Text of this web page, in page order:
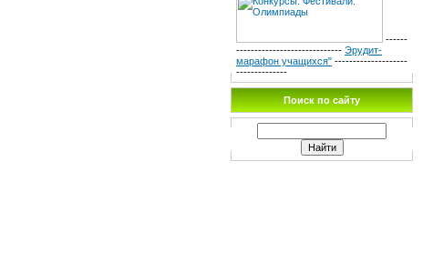
------
----------------------------- Эрудит-
марафон учащихся" --------------------
--------------
Поиск по сайту